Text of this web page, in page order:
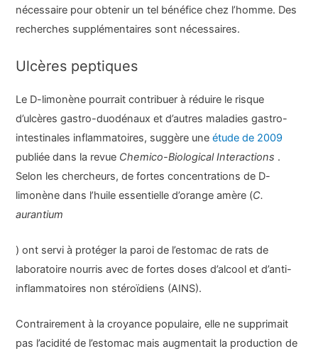
nécessaire pour obtenir un tel bénéfice chez l’homme. Des
recherches supplémentaires sont nécessaires.
Ulcères peptiques
Le D-limonène pourrait contribuer à réduire le risque
d’ulcères gastro-duodénaux et d’autres maladies gastro-
intestinales inflammatoires, suggère uneétude de 2009
publiée dans la revue Chemico-Biological Interactions .
Selon les chercheurs, de fortes concentrations de D-
limonène dans l’huile essentielle d’orange amère (C.
aurantium
) ont servi à protéger la paroi de l’estomac de rats de
laboratoire nourris avec de fortes doses d’alcool et d’anti-
inflammatoires non stéroïdiens (AINS).
Contrairement à la croyance populaire, elle ne supprimait
pas l’acidité de l’estomac mais augmentait la production de